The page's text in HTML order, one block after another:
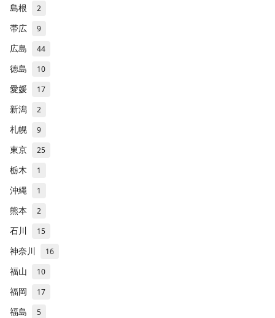
島根 2
帯広 9
広島 44
徳島 10
愛媛 17
新潟 2
札幌 9
東京 25
栃木 1
沖縄 1
熊本 2
石川 15
神奈川 16
福山 10
福岡 17
福島 5